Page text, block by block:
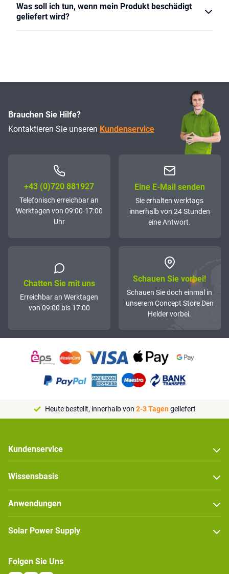
Was soll ich tun, wenn mein Produkt beschädigt
geliefert wird?
Brauchen Sie Hilfe?
Kontaktieren Sie unseren Kundenservice
+43 (0)72­0 881927
Telefonisch erreichbar an
Werktagen von 09:00-17:00
Uhr
Eine E-Mail senden
Sie erhalten werktags
innerhalb von 24 Stunden
eine Antwort.
Chatten Sie mit uns
Erreichbar an Werktagen
von 09:00 bis 17:00
Schauen Sie vorbei!
Schauen Sie doch einmal in
unserem Concept Store Den
Helder vorbei.
Heute bestellt, innerhalb von 2-3 Tagengeliefert
Kundenservice
Wissensbasis
Anwendungen
Solar Power Supply
Folgen Sie Uns